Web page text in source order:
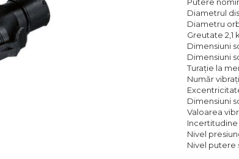
Diametrul
Diametru
Greutate 2,1
Dimensiuni
Dimensiuni
Turaţie la
Număr
Dimensiuni
Valoarea
Incertitudine
Nivel
Nivel putere